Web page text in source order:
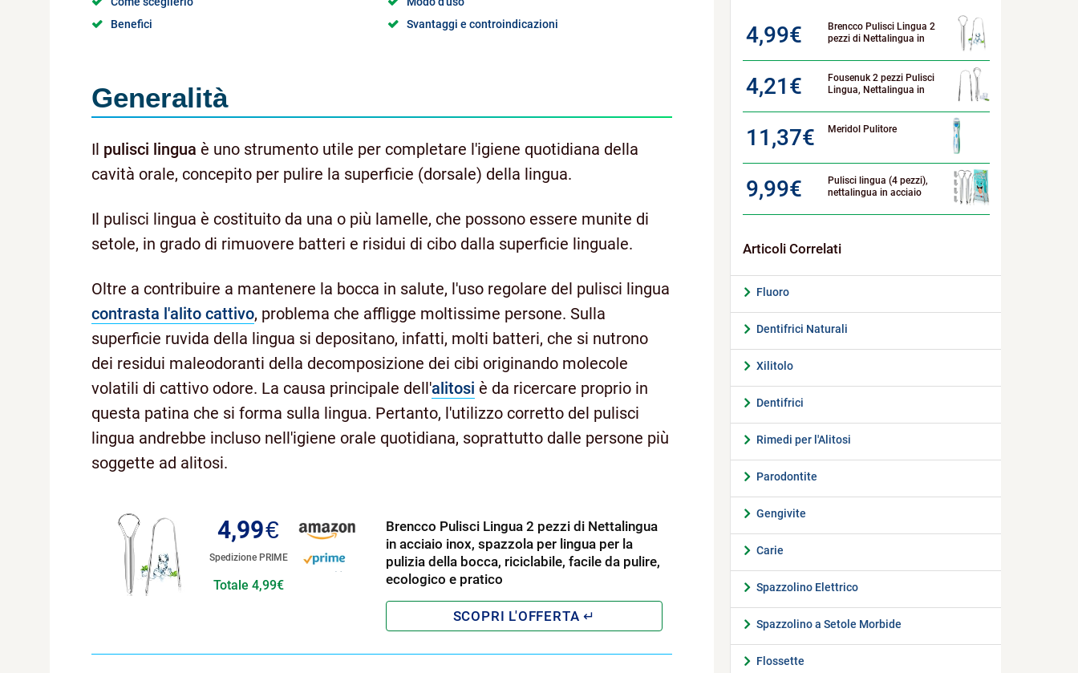
Benefici
Svantaggi e controindicazioni
Generalità
Il pulisci lingua è uno strumento utile per completare l'igiene quotidiana della
cavità orale, concepito per pulire la superficie (dorsale) della lingua.
Il pulisci lingua è costituito da una o più lamelle, che possono essere munite di
setole, in grado di rimuovere batteri e risidui di cibo dalla superficie linguale.
Oltre a contribuire a mantenere la bocca in salute, l'uso regolare del pulisci lingua
contrasta l'alito cattivo, problema che affligge moltissime persone. Sulla
superficie ruvida della lingua si depositano, infatti, molti batteri, che si nutrono
dei residui maleodoranti della decomposizione dei cibi originando molecole
volatili di cattivo odore. La causa principale dell'alitosi è da ricercare proprio in
questa patina che si forma sulla lingua. Pertanto, l'utilizzo corretto del pulisci
lingua andrebbe incluso nell'igiene orale quotidiana, soprattutto dalle persone più
soggette ad alitosi.
4,99€
Spedizione PRIME
Totale 4,99€
Brencco Pulisci Lingua 2 pezzi di Nettalingua
in acciaio inox, spazzola per lingua per la
pulizia della bocca, riciclabile, facile da pulire,
ecologico e pratico
4,99€
Brencco Pulisci Lingua 2
pezzi di Nettalingua in
4,21€
Fousenuk 2 pezzi Pulisci
Lingua, Nettalingua in
11,37€ Meridol Pulitore
9,99€
Pulisci lingua (4 pezzi),
nettalingua in acciaio
Fluoro
Dentifrici Naturali
Xilitolo
Dentifrici
Rimedi per l'Alitosi
Parodontite
Gengivite
Carie
Spazzolino Elettrico
Spazzolino a Setole Morbide
Flossette